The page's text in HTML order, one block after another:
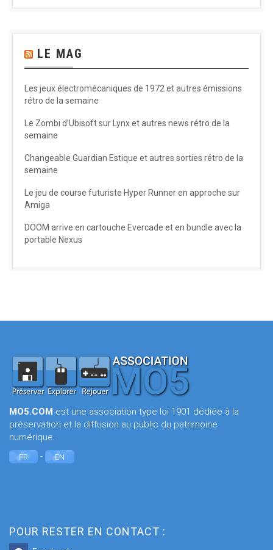
LE MAG
Les jeux électromécaniques de 1972 et autres émissions
rétro de la semaine
Le Zombi d’Ubisoft sur Lynx et autres news rétro de la
semaine
Changeable Guardian Estique et autres sorties rétro de la
semaine
Le jeu de course futuriste Hyper Runner en approche sur
Amiga
DOOM arrive en cartouche Evercade et en bundle avec la
portable Nexus
MO5.COM est une association type loi 1901 dédiée à la
préservation et la diffusion au public du patrimoine
numérique.
FR - EN
POUR RESTER EN CONTACT :